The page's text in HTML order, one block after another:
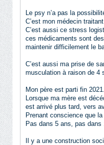
Le psy n’a pas la
C’est mon médecin
C’est aussi ce stress
ces médicaments sont
maintenir difficilement le
C’est aussi ma prise de
musculation à raison de 4
Mon père est parti fin 2021.
Lorsque ma mère est
est arrivé plus tard, vers
Prenant conscience que
Pas dans 5 ans, pas
Il y a une construction